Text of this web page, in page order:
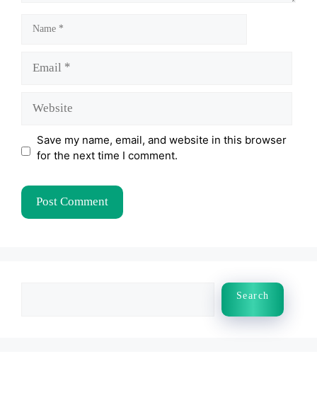
Name
Email
Website
Save my name, email, and website in this browser
for the next time I comment.
Search